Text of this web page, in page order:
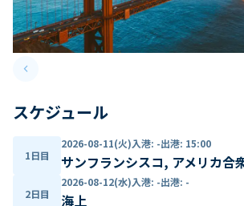
keyboard_arrow_leftPrevious slide
スケジュール
1日目
2026-08-11(火)入港: -出港: 15:00
サンフランシスコ, アメリカ合
2日目
2026-08-12(水)入港: -出港: -
海上